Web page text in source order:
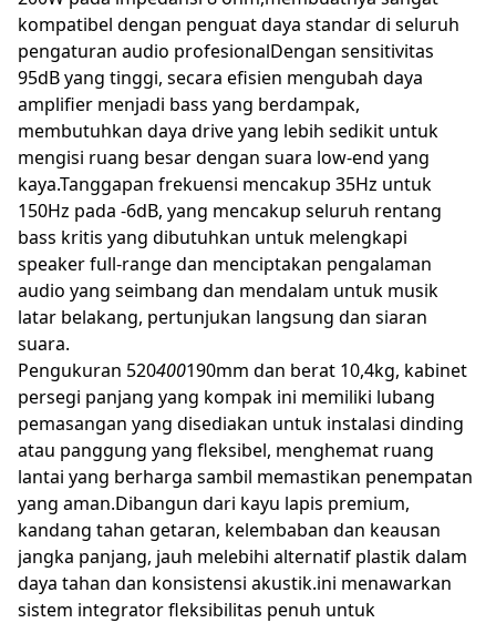
kompatibel dengan penguat daya standar di seluruh
pengaturan audio profesionalDengan sensitivitas
95dB yang tinggi, secara efisien mengubah daya
amplifier menjadi bass yang berdampak,
membutuhkan daya drive yang lebih sedikit untuk
mengisi ruang besar dengan suara low-end yang
kaya.Tanggapan frekuensi mencakup 35Hz untuk
150Hz pada -6dB, yang mencakup seluruh rentang
bass kritis yang dibutuhkan untuk melengkapi
speaker full-range dan menciptakan pengalaman
audio yang seimbang dan mendalam untuk musik
latar belakang, pertunjukan langsung dan siaran
suara.
Pengukuran 520400190mm dan berat 10,4kg, kabinet
persegi panjang yang kompak ini memiliki lubang
pemasangan yang disediakan untuk instalasi dinding
atau panggung yang fleksibel, menghemat ruang
lantai yang berharga sambil memastikan penempatan
yang aman.Dibangun dari kayu lapis premium,
kandang tahan getaran, kelembaban dan keausan
jangka panjang, jauh melebihi alternatif plastik dalam
daya tahan dan konsistensi akustik.ini menawarkan
sistem integrator fleksibilitas penuh untuk